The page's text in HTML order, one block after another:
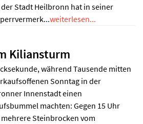
Stadt Heilbronn hat in seiner
weiterlesen...
Kiliansturm
während Tausende mitten
Sonntag in der
Innenstadt einen
machten: Gegen 15 Uhr
Steinbrocken vom